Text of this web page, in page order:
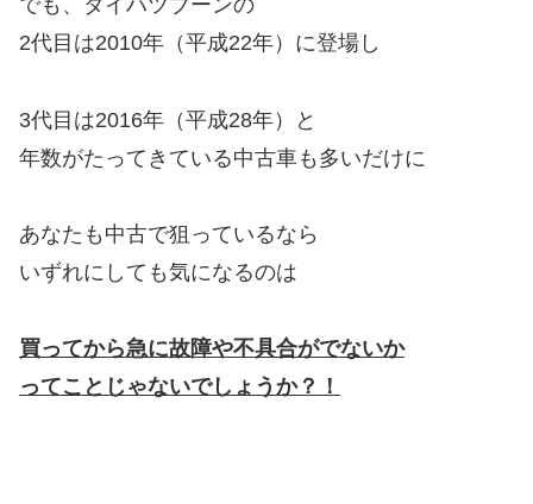
でも、ダイハツブーンの
2代目は2010年（平成22年）に登場し
3代目は2016年（平成28年）と
年数がたってきている中古車も多いだけに
あなたも中古で狙っているなら
いずれにしても気になるのは
買ってから急に故障や不具合がでないか
ってことじゃないでしょうか？！